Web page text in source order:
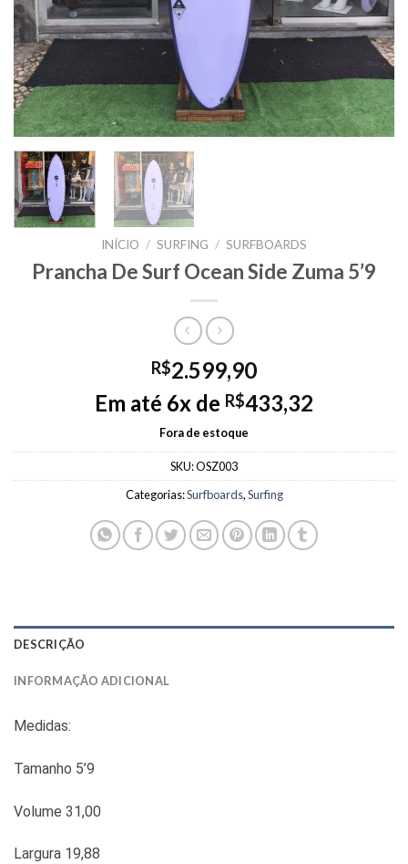
INÍCIO / SURFING / SURFBOARDS
Prancha De Surf Ocean Side Zuma 5’9
R$2.599,90
Em até 6x de R$433,32
Fora de estoque
SKU:OSZ003
Categorias:Surfboards,Surfing
DESCRIÇÃO
INFORMAÇÃO ADICIONAL
Medidas:
Tamanho 5’9
Volume 31,00
Largura 19,88